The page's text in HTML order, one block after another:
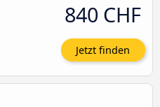
840 CHF
Jetzt finden